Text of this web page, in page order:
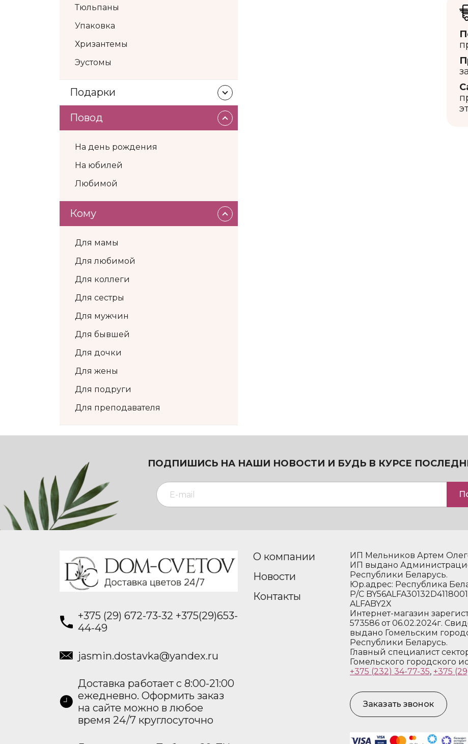
Тюльпаны
Упаковка
Хризантемы
Эустомы
Подарки
Повод
На день рождения
На юбилей
Любимой
Кому
Для мамы
Для любимой
Для коллеги
Для сестры
Для мужчин
Для бывшей
Для дочки
Для жены
Для подруги
Для преподавателя
ПОДПИШИСЬ НА НАШИ НОВОСТИ И БУДЬ В КУРСЕ
+375 (29) 672-73-32 +375(29)653-
44-49
jasmin.dostavka@yandex.ru
Доставка работает с 8:00-21:00
ежедневно. Оформить заказ
на сайте можно в любое
время 24/7 круглосуточно
О компании
Новости
Контакты
ИП Мельников Артем
ИП выдано
Республики Беларусь.
Юр.адрес: Республика
Р/С
ALFABY2X
Интернет-магазин
573586 от 06.02.2024г.
выдано Гомельским
Республики Беларусь.
Главный специалист
Гомельского городского
+375 (232) 34-77-35, +375
Заказать звонок